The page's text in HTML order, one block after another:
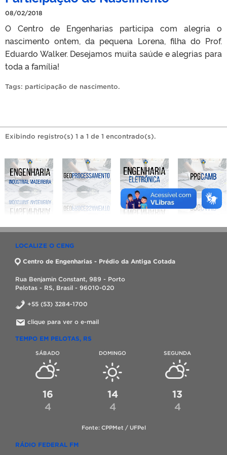
08/02/2018
O Centro de Engenharias participa com alegria o
nascimento ontem, da pequena Lorena, filha do Prof.
Eduardo Walker. Desejamos muita saúde e alegrias para
toda a família!
Tags: participação de nascimento.
Exibindo registro(s) 1 a 1 de 1 encontrado(s).
LOCALIZE O CENG
Centro de Engenharias - Prédio da Antiga Cotada
Rua Benjamin Constant, 989 - Porto
Pelotas - RS, Brasil - 96010-020
+55 (53) 3284-1700
clique para ver o e-mail
TEMPO EM PELOTAS, RS
SÁBADO
16
4
DOMINGO
14
4
SEGUNDA
13
4
Fonte: CPPMet / UFPel
RÁDIO FEDERAL FM